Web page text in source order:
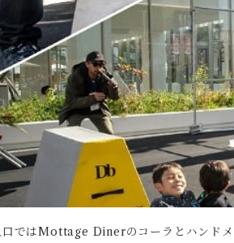
口ではMottage Dinerのコーラとハンド